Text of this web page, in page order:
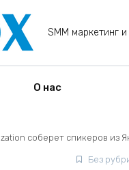
SMM маркетинг
О нас
соберет спикеров из
Без